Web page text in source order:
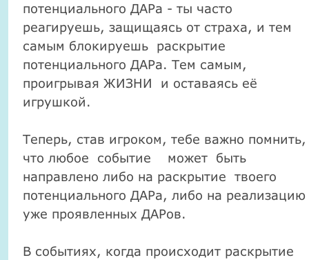
потенциального ДАРа - ты часто
реагируешь, защищаясь от страха, и тем
самым блокируешь раскрытие
потенциального ДАРа. Тем самым,
проигрывая ЖИЗНИ и оставаясь её
игрушкой.
Теперь, став игроком, тебе важно помнить,
что любое событие может быть
направлено либо на раскрытие твоего
потенциального ДАРа, либо на реализацию
уже проявленных ДАРов.
В событиях, когда происходит раскрытие